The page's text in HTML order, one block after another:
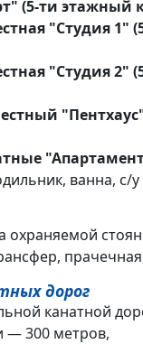
(5-ти этажный
"Студия 1"
"Студия 2"
ванна, с/у
охраняемой
дорог
канатной
— 300 метров,